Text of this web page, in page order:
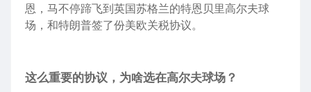
恩，马不停蹄飞到英国苏格兰的特恩贝里高尔夫球
场，和特朗普签了份美欧关税协议。
这么重要的协议，为啥选在高尔夫球场？